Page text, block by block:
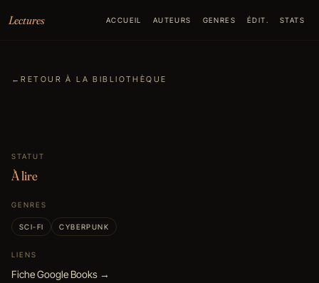
Lectures
ACCUEIL AUTEURS GENRES ÉDIT. STATS
←RETOUR À LA BIBLIOTHÈQUE
STATUT
À lire
GENRES
SCI-FI CYBERPUNK
LIENS
Fiche Google Books →